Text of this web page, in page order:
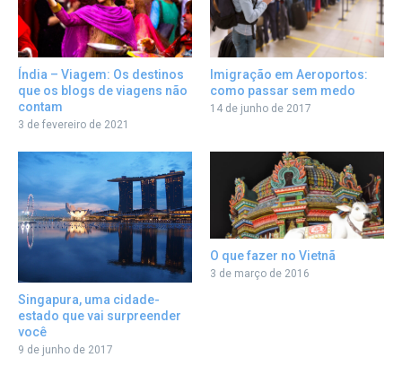
Índia – Viagem: Os destinos
que os blogs de viagens não
contam
3 de fevereiro de 2021
Imigração em Aeroportos:
como passar sem medo
14 de junho de 2017
Singapura, uma cidade-
estado que vai surpreender
você
9 de junho de 2017
O que fazer no Vietnã
3 de março de 2016